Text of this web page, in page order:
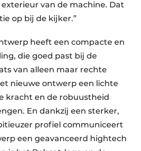
van de machine. Dat
op bij de kijker.”
heeft een compacte en
die goed past bij de
van alleen maar rechte
nieuwe ontwerp een lichte
kracht en de robuustheid
En dankzij een sterker,
profiel communiceert
een geavanceerd hightech